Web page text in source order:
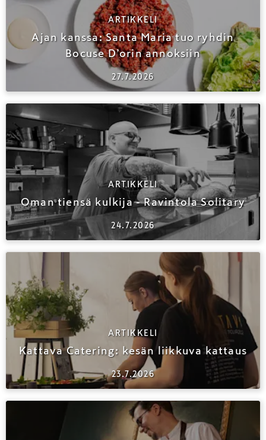
ARTIKKELI
Ajan kanssa: Santa Maria tuo ryhdin
Bocuse D’orin annoksiin
27.7.2026
ARTIKKELI
Oman tiensä kulkija - Ravintola Solitary
24.7.2026
ARTIKKELI
Kattava Catering: kesän liikkuva kattaus
23.7.2026